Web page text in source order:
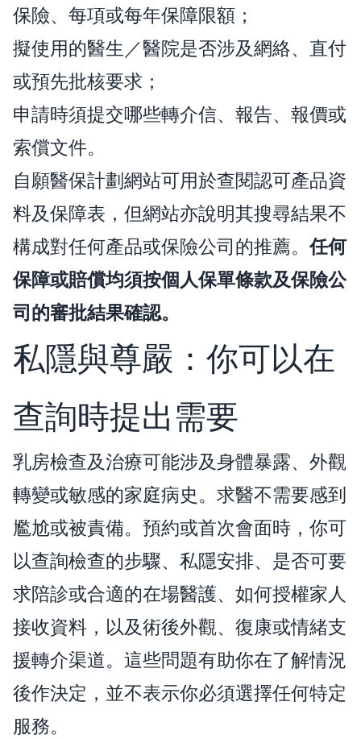
保險、每項或每年保障限額；
擬使用的醫生／醫院是否涉及網絡、直付
或預先批核要求；
申請時須提交哪些轉介信、報告、報價或
索償文件。
自願醫保計劃網站可用於查閱認可產品資
料及保障表，但網站亦說明其搜尋結果不
構成對任何產品或保險公司的推薦。任何
保障或賠償均須按個人保單條款及保險公
司的審批結果確認。
私隱與尊嚴：你可以在
查詢時提出需要
乳房檢查及治療可能涉及身體暴露、外觀
轉變或敏感的家庭病史。求醫不需要感到
尷尬或被責備。預約或首次會面時，你可
以查詢檢查的步驟、私隱安排、是否可要
求陪診或合適的在場醫護、如何授權家人
接收資料，以及術後外觀、復康或情緒支
援轉介渠道。這些問題有助你在了解情況
後作決定，並不表示你必須選擇任何特定
服務。